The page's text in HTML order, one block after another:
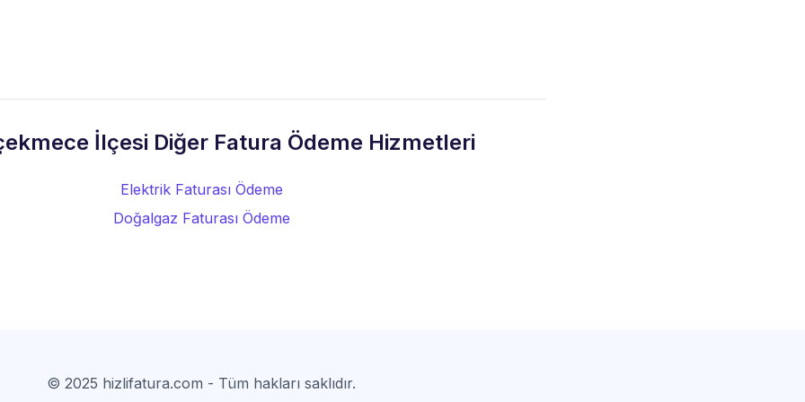
İlçesi Diğer Fatura Ödeme Hizmetleri
Elektrik Faturası Ödeme
Doğalgaz Faturası Ödeme
© 2025 hizlifatura.com - Tüm hakları saklıdır.